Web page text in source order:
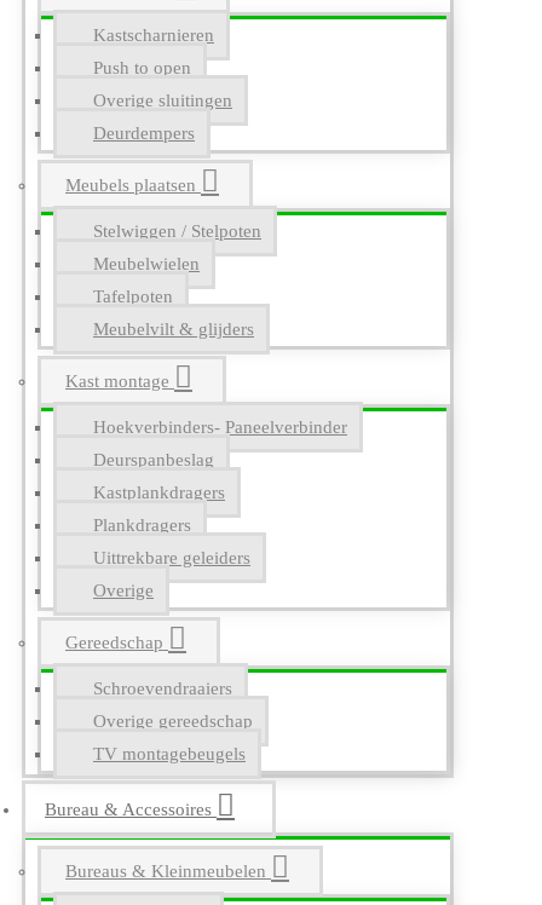
Kastscharnieren
Push to open
Overige sluitingen
Deurdempers
Meubels plaatsen
Stelwiggen / Stelpoten
Meubelwielen
Tafelpoten
Meubelvilt & glijders
Kast montage
Hoekverbinders- Paneelverbinder
Deurspanbeslag
Kastplankdragers
Plankdragers
Uittrekbare geleiders
Overige
Gereedschap
Schroevendraaiers
Overige gereedschap
TV montagebeugels
Bureau & Accessoires
Bureaus & Kleinmeubelen